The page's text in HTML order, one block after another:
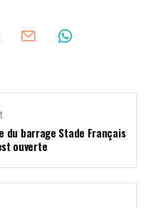
du barrage Stade Français
ouverte